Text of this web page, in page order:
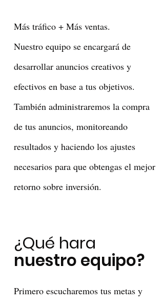
Más tráfico + Más ventas.
Nuestro equipo se encargará de
desarrollar anuncios creativos y
efectivos en base a tus objetivos.
También administraremos la compra
de tus anuncios, monitoreando
resultados y haciendo los ajustes
necesarios para que obtengas el mejor
retorno sobre inversión.
¿Qué hara
nuestro equipo?
Primero escucharemos tus metas y